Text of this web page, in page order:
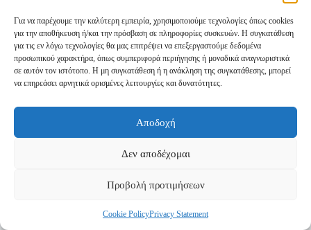
Για να παρέχουμε την καλύτερη εμπειρία, χρησιμοποιούμε τεχνολογίες όπως cookies
για την αποθήκευση ή/και την πρόσβαση σε πληροφορίες συσκευών. Η συγκατάθεση
για τις εν λόγω τεχνολογίες θα μας επιτρέψει να επεξεργαστούμε δεδομένα
προσωπικού χαρακτήρα, όπως συμπεριφορά περιήγησης ή μοναδικά αναγνωριστικά
σε αυτόν τον ιστότοπο. Η μη συγκατάθεση ή η ανάκληση της συγκατάθεσης, μπορεί
να επηρεάσει αρνητικά ορισμένες λειτουργίες και δυνατότητες.
Αποδοχή
Δεν αποδέχομαι
Προβολή προτιμήσεων
Cookie PolicyPrivacy Statement
Πολιτική Απορρήτου
Τρόποι Αποστολής
Τρόποι Πληρωμής